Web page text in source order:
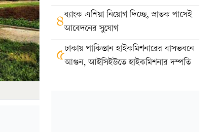
নোটিশ
৪ব্যাংক এশিয়া নিয়োগ দিচ্ছে, স্নাতক পাসেই
আবেদনের সুযোগ
৫ঢাকায় পাকিস্তান হাইকমিশনারের বাসভবনে
আগুন, আইসিইউতে হাইকমিশনার দম্পতি